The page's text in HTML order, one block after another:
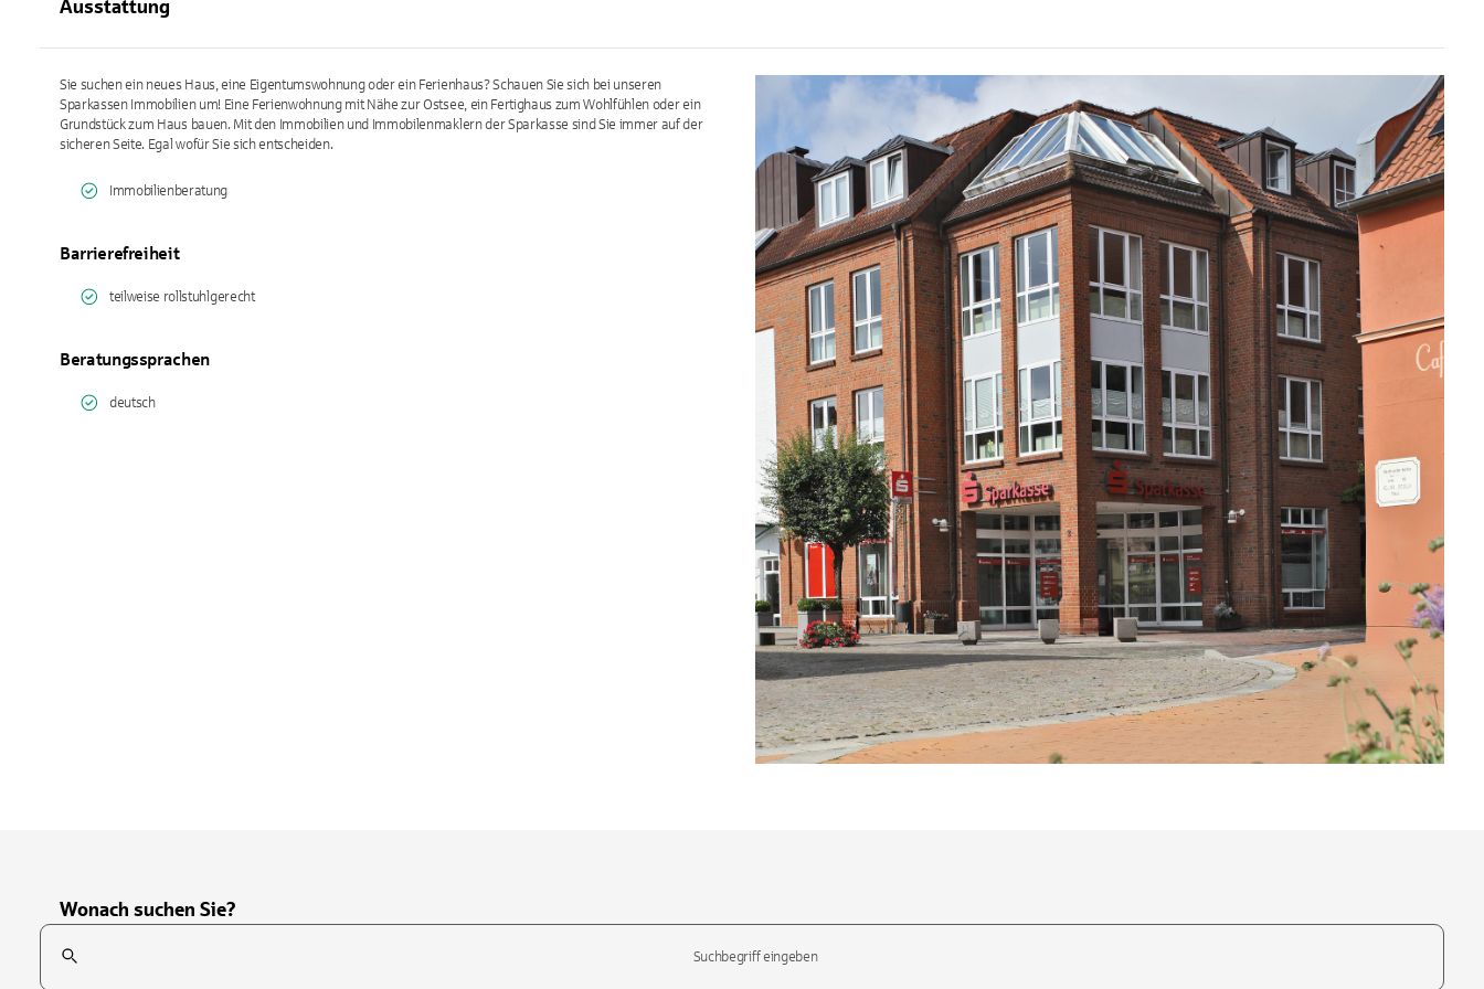
Ausstattung
Sie suchen ein neues Haus, eine Eigentumswohnung oder ein Ferienhaus? Schauen Sie sich bei unseren
Sparkassen Immobilien um! Eine Ferienwohnung mit Nähe zur Ostsee, ein Fertighaus zum Wohlfühlen oder ein
Grundstück zum Haus bauen. Mit den Immobilien und Immobilenmaklern der Sparkasse sind Sie immer auf der
sicheren Seite. Egal wofür Sie sich entscheiden.
Immobilienberatung
Barrierefreiheit
teilweise rollstuhlgerecht
Beratungssprachen
deutsch
Wonach suchen Sie?
Suchfeld